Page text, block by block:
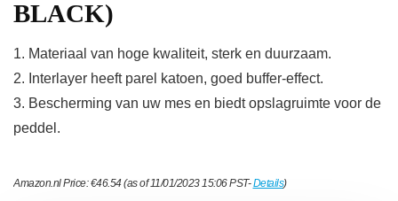
BLACK)
1. Materiaal van hoge kwaliteit, sterk en duurzaam.
2. Interlayer heeft parel katoen, goed buffer-effect.
3. Bescherming van uw mes en biedt opslagruimte voor de
peddel.
Amazon.nl Price:€46.54(as of 11/01/2023 15:06 PST-Details)